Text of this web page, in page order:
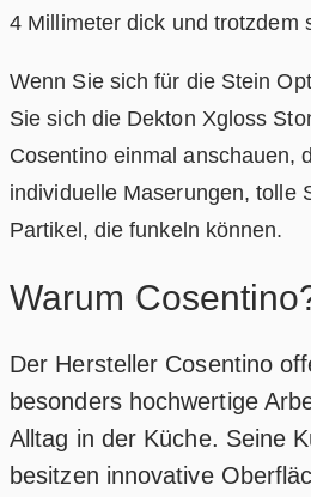
4 Millimeter dick und trotzdem
Wenn Sie sich für die Stein
Sie sich die Dekton Xgloss
Cosentino einmal anschauen,
individuelle Maserungen, tolle
Partikel, die funkeln können.
Warum
Der Hersteller Cosentino
besonders hochwertige
Alltag in der Küche. Seine
besitzen innovative